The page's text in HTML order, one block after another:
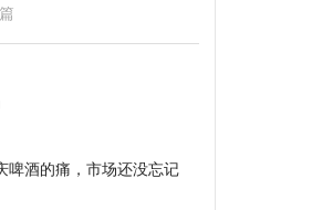
篇
啤酒的痛，市场还没忘记